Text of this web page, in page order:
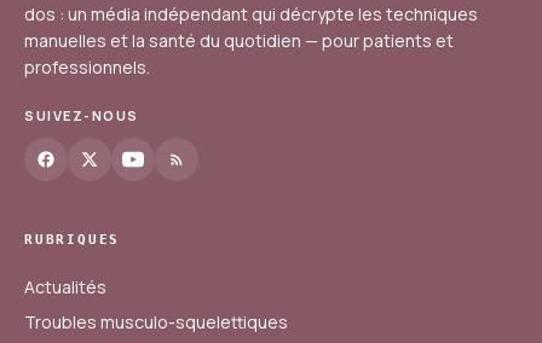
dos : un média indépendant qui décrypte les techniques
manuelles et la santé du quotidien — pour patients et
professionnels.
SUIVEZ-NOUS
RUBRIQUES
Actualités
Troubles musculo-squelettiques